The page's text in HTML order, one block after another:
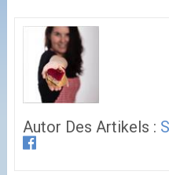
Autor Des Artikels :